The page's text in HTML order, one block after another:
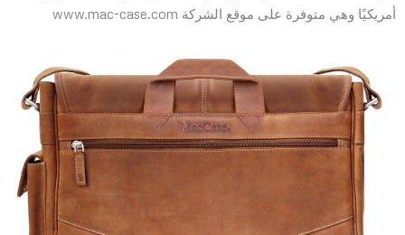
أمريكيًا وهي متوفرة على موقع الشركة www.mac-case.com